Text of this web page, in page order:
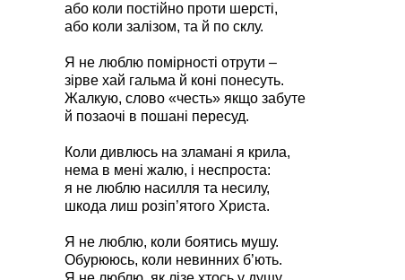
або коли постійно проти шерсті,
або коли залізом, та й по склу.
Я не люблю помірності отрути –
зірве хай гальма й коні понесуть.
Жалкую, слово «честь» якщо забуте
й позаочі в пошані пересуд.
Коли дивлюсь на зламані я крила,
нема в мені жалю, і неспроста:
я не люблю насилля та несилу,
шкода лиш розіп’ятого Христа.
Я не люблю, коли боятись мушу.
Обурююсь, коли невинних б’ють.